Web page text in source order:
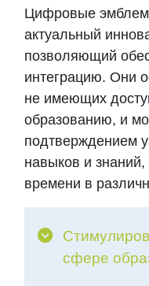
Цифровые
актуальный
позволяющий
интеграцию. Они
не имеющих
образованию, и
подтверждением
навыков и
времени в
сфере